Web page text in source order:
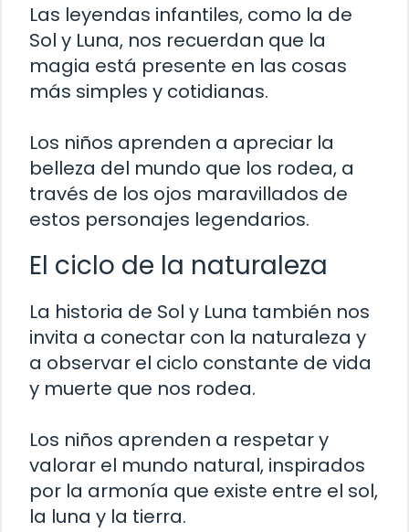
Las leyendas infantiles, como la de
Sol y Luna, nos recuerdan que la
magia está presente en las cosas
más simples y cotidianas.
Los niños aprenden a apreciar la
belleza del mundo que los rodea, a
través de los ojos maravillados de
estos personajes legendarios.
El ciclo de la naturaleza
La historia de Sol y Luna también nos
invita a conectar con la naturaleza y
a observar el ciclo constante de vida
y muerte que nos rodea.
Los niños aprenden a respetar y
valorar el mundo natural, inspirados
por la armonía que existe entre el sol,
la luna y la tierra.